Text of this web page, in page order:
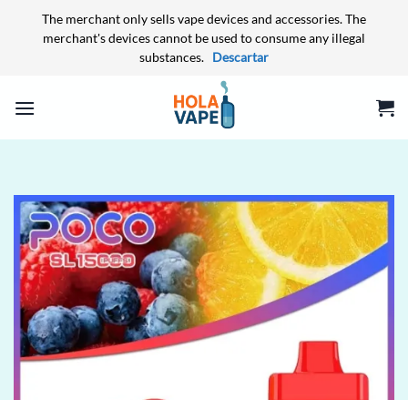
The merchant only sells vape devices and accessories. The
merchant's devices cannot be used to consume any illegal
substances. Descartar